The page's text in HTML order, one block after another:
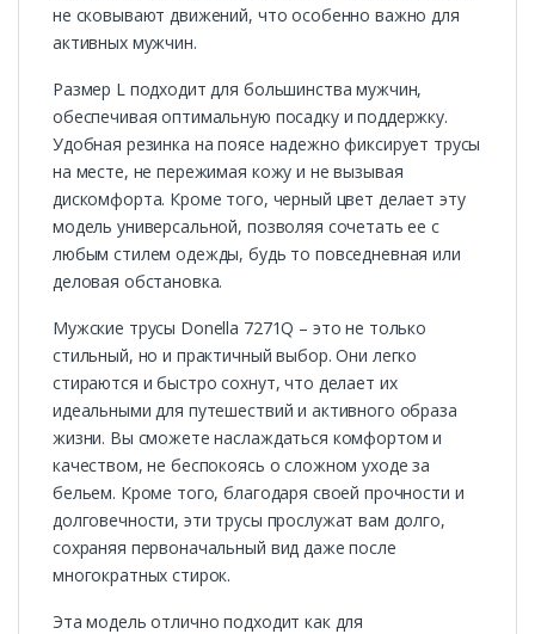
не сковывают движений, что особенно важно для
активных мужчин.
Размер L подходит для большинства мужчин,
обеспечивая оптимальную посадку и поддержку.
Удобная резинка на поясе надежно фиксирует трусы
на месте, не пережимая кожу и не вызывая
дискомфорта. Кроме того, черный цвет делает эту
модель универсальной, позволяя сочетать ее с
любым стилем одежды, будь то повседневная или
деловая обстановка.
Мужские трусы Donella 7271Q – это не только
стильный, но и практичный выбор. Они легко
стираются и быстро сохнут, что делает их
идеальными для путешествий и активного образа
жизни. Вы сможете наслаждаться комфортом и
качеством, не беспокоясь о сложном уходе за
бельем. Кроме того, благодаря своей прочности и
долговечности, эти трусы прослужат вам долго,
сохраняя первоначальный вид даже после
многократных стирок.
Эта модель отлично подходит как для